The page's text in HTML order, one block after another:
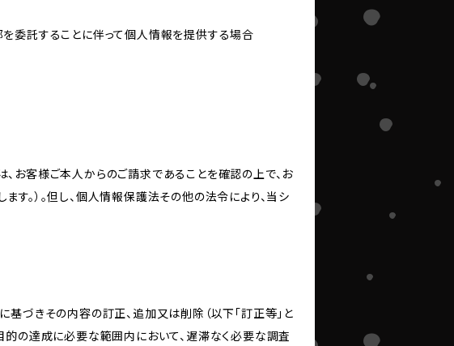
委託することに伴って個人情報を提供する場合
お客様ご本人からのご請求であることを確認の上で、お
。）。但し、個人情報保護法その他の法令により、当シ
づきその内容の訂正、追加又は削除（以下「訂正等」と
的の達成に必要な範囲内において、遅滞なく必要な調査